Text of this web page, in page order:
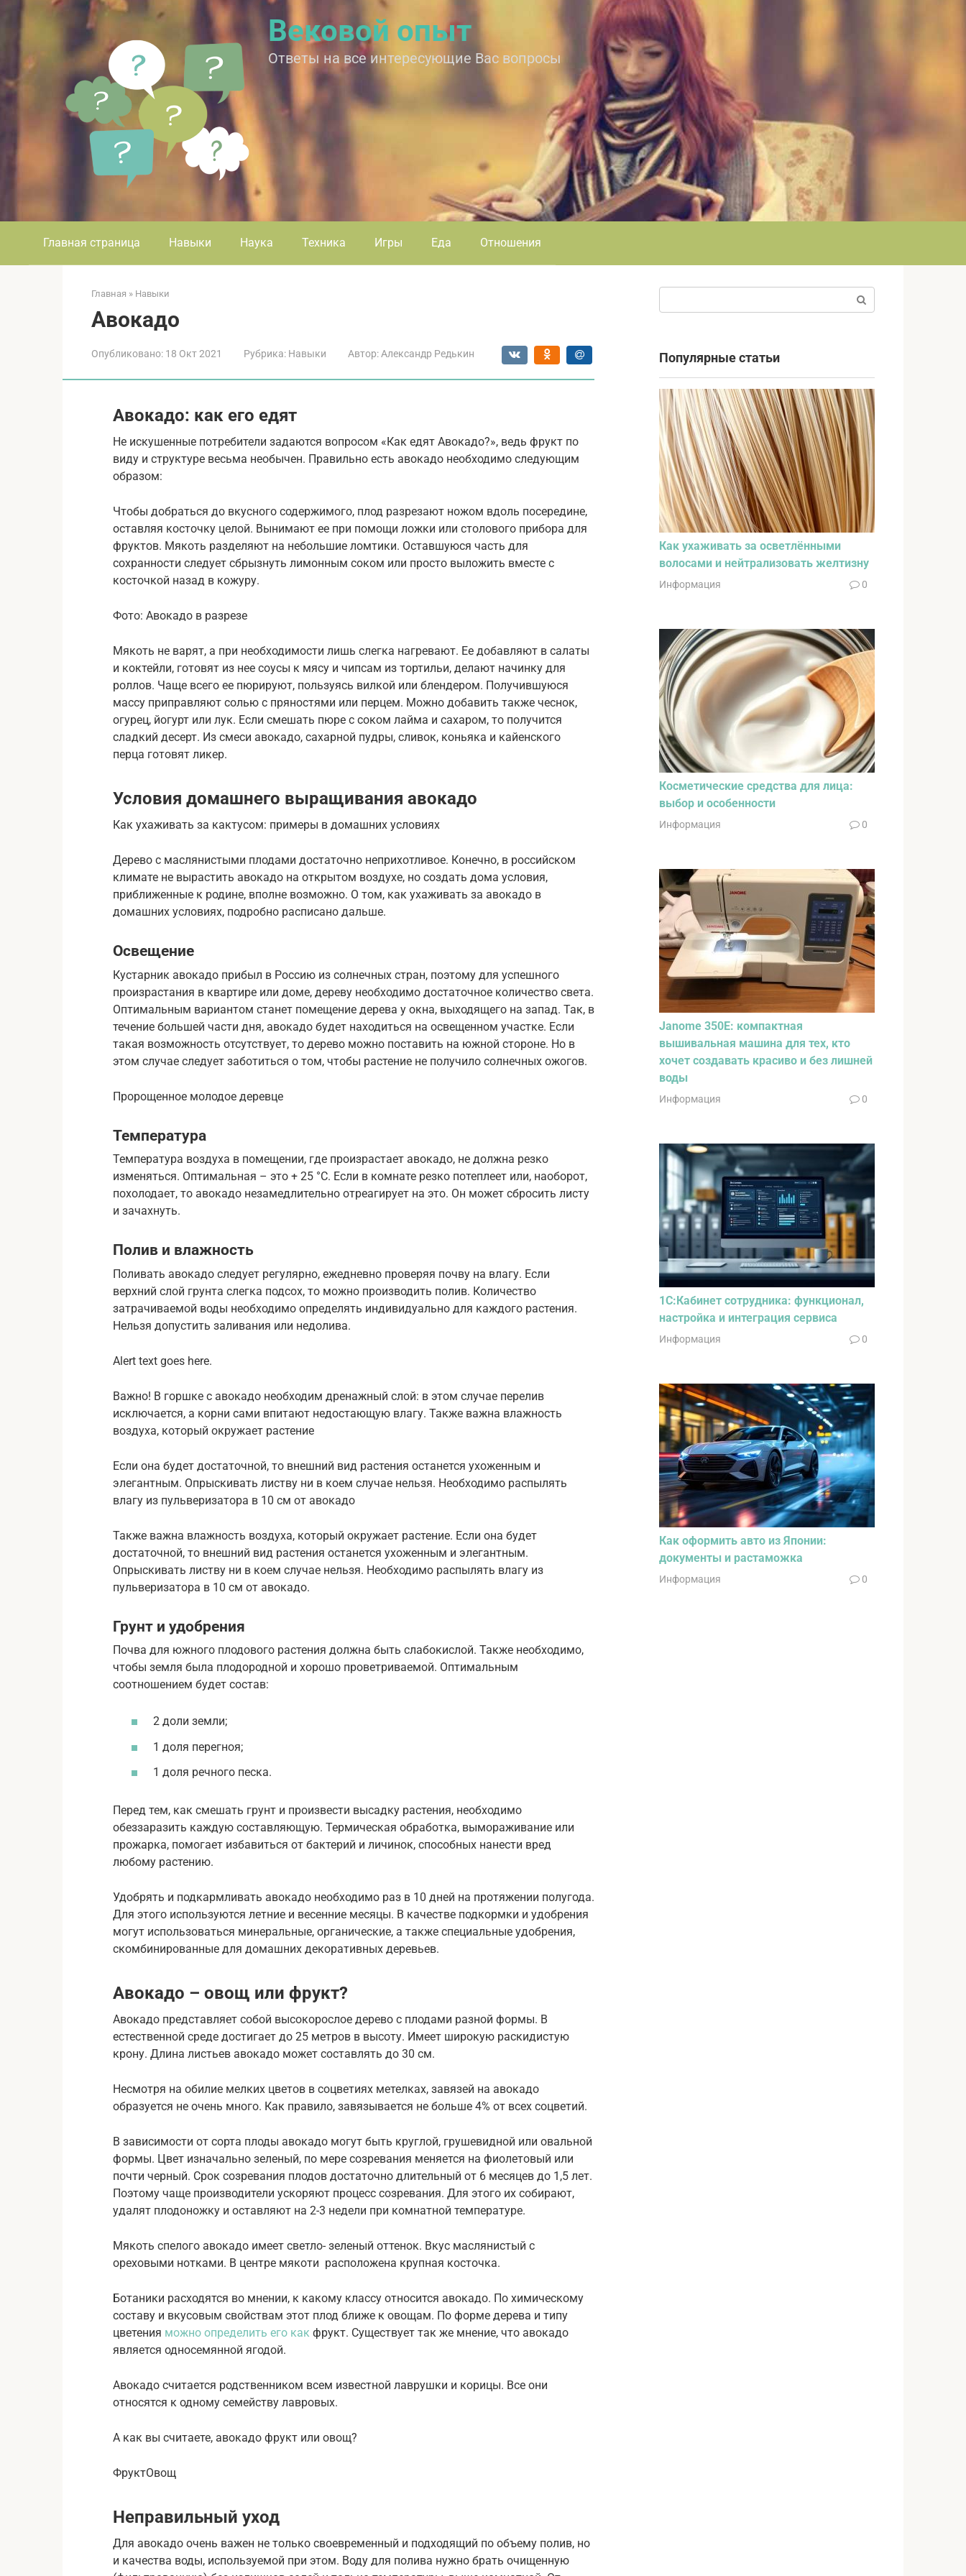
Вековой опыт
Ответы на все интересующие Вас вопросы
Главная страница Навыки Наука Техника Игры Еда Отношения
Главная » Навыки
Авокадо
Опубликовано: 18 Окт 2021 Рубрика: Навыки Автор: Александр Редькин
Авокадо: как его едят
Не искушенные потребители задаются вопросом «Как едят Авокадо?», ведь фрукт по
виду и структуре весьма необычен. Правильно есть авокадо необходимо следующим
образом:
Чтобы добраться до вкусного содержимого, плод разрезают ножом вдоль посередине,
оставляя косточку целой. Вынимают ее при помощи ложки или столового прибора для
фруктов. Мякоть разделяют на небольшие ломтики. Оставшуюся часть для
сохранности следует сбрызнуть лимонным соком или просто выложить вместе с
косточкой назад в кожуру.
Фото: Авокадо в разрезе
Мякоть не варят, а при необходимости лишь слегка нагревают. Ее добавляют в салаты
и коктейли, готовят из нее соусы к мясу и чипсам из тортильи, делают начинку для
роллов. Чаще всего ее пюрируют, пользуясь вилкой или блендером. Получившуюся
массу приправляют солью с пряностями или перцем. Можно добавить также чеснок,
огурец, йогурт или лук. Если смешать пюре с соком лайма и сахаром, то получится
сладкий десерт. Из смеси авокадо, сахарной пудры, сливок, коньяка и кайенского
перца готовят ликер.
Условия домашнего выращивания авокадо
Как ухаживать за кактусом: примеры в домашних условиях
Дерево с маслянистыми плодами достаточно неприхотливое. Конечно, в российском
климате не вырастить авокадо на открытом воздухе, но создать дома условия,
приближенные к родине, вполне возможно. О том, как ухаживать за авокадо в
домашних условиях, подробно расписано дальше.
Освещение
Кустарник авокадо прибыл в Россию из солнечных стран, поэтому для успешного
произрастания в квартире или доме, дереву необходимо достаточное количество света.
Оптимальным вариантом станет помещение дерева у окна, выходящего на запад. Так, в
течение большей части дня, авокадо будет находиться на освещенном участке. Если
такая возможность отсутствует, то дерево можно поставить на южной стороне. Но в
этом случае следует заботиться о том, чтобы растение не получило солнечных ожогов.
Пророщенное молодое деревце
Температура
Температура воздуха в помещении, где произрастает авокадо, не должна резко
изменяться. Оптимальная – это + 25 °C. Если в комнате резко потеплеет или, наоборот,
похолодает, то авокадо незамедлительно отреагирует на это. Он может сбросить листу
и зачахнуть.
Полив и влажность
Поливать авокадо следует регулярно, ежедневно проверяя почву на влагу. Если
верхний слой грунта слегка подсох, то можно производить полив. Количество
затрачиваемой воды необходимо определять индивидуально для каждого растения.
Нельзя допустить заливания или недолива.
Alert text goes here.
Важно! В горшке с авокадо необходим дренажный слой: в этом случае перелив
исключается, а корни сами впитают недостающую влагу. Также важна влажность
воздуха, который окружает растение
Если она будет достаточной, то внешний вид растения останется ухоженным и
элегантным. Опрыскивать листву ни в коем случае нельзя. Необходимо распылять
влагу из пульверизатора в 10 см от авокадо
Также важна влажность воздуха, который окружает растение. Если она будет
достаточной, то внешний вид растения останется ухоженным и элегантным.
Опрыскивать листву ни в коем случае нельзя. Необходимо распылять влагу из
пульверизатора в 10 см от авокадо.
Грунт и удобрения
Почва для южного плодового растения должна быть слабокислой. Также необходимо,
чтобы земля была плодородной и хорошо проветриваемой. Оптимальным
соотношением будет состав:
2 доли земли;
1 доля перегноя;
1 доля речного песка.
Перед тем, как смешать грунт и произвести высадку растения, необходимо
обеззаразить каждую составляющую. Термическая обработка, вымораживание или
прожарка, помогает избавиться от бактерий и личинок, способных нанести вред
любому растению.
Удобрять и подкармливать авокадо необходимо раз в 10 дней на протяжении полугода.
Для этого используются летние и весенние месяцы. В качестве подкормки и удобрения
могут использоваться минеральные, органические, а также специальные удобрения,
скомбинированные для домашних декоративных деревьев.
Авокадо – овощ или фрукт?
Авокадо представляет собой высокорослое дерево с плодами разной формы. В
естественной среде достигает до 25 метров в высоту. Имеет широкую раскидистую
крону. Длина листьев авокадо может составлять до 30 см.
Несмотря на обилие мелких цветов в соцветиях метелках, завязей на авокадо
образуется не очень много. Как правило, завязывается не больше 4% от всех соцветий.
В зависимости от сорта плоды авокадо могут быть круглой, грушевидной или овальной
формы. Цвет изначально зеленый, по мере созревания меняется на фиолетовый или
почти черный. Срок созревания плодов достаточно длительный от 6 месяцев до 1,5 лет.
Поэтому чаще производители ускоряют процесс созревания. Для этого их собирают,
удалят плодоножку и оставляют на 2-3 недели при комнатной температуре.
Мякоть спелого авокадо имеет светло- зеленый оттенок. Вкус маслянистый с
ореховыми нотками. В центре мякоти расположена крупная косточка.
Ботаники расходятся во мнении, к какому классу относится авокадо. По химическому
составу и вкусовым свойствам этот плод ближе к овощам. По форме дерева и типу
цветения можно определить его как фрукт. Существует так же мнение, что авокадо
является односемянной ягодой.
Авокадо считается родственником всем известной лаврушки и корицы. Все они
относятся к одному семейству лавровых.
А как вы считаете, авокадо фрукт или овощ?
ФруктОвощ
Неправильный уход
Для авокадо очень важен не только своевременный и подходящий по объему полив, но
и качества воды, используемой при этом. Воду для полива нужно брать очищенную
Популярные статьи
Как ухаживать за осветлёнными
волосами и нейтрализовать желтизну
Информация 0
Косметические средства для лица:
выбор и особенности
Информация 0
Janome 350E: компактная
вышивальная машина для тех, кто
хочет создавать красиво и без лишней
воды
Информация 0
1С:Кабинет сотрудника: функционал,
настройка и интеграция сервиса
Информация 0
Как оформить авто из Японии:
документы и растаможка
Информация 0